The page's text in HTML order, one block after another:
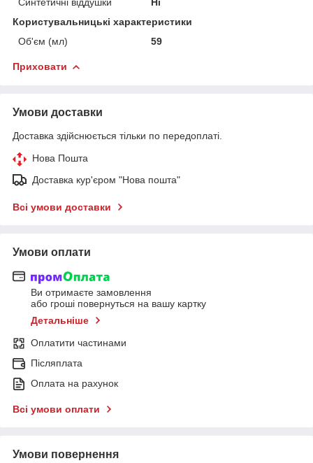
Користувальницькі характеристики
Об'єм (мл)
59
Приховати
Умови доставки
Доставка здійснюється тільки по передоплаті.
Нова Пошта
Доставка кур'єром "Нова пошта"
Всі умови доставки
Умови оплати
Ви отримаєте замовлення
або гроші повернуться на вашу картку
Детальніше
Оплатити частинами
Післяплата
Оплата на рахунок
Всі умови оплати
Умови повернення